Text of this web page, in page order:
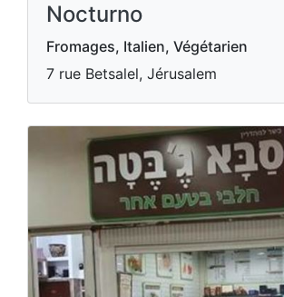
Nocturno
Fromages, Italien, Végétarien
7 rue Betsalel, Jérusalem